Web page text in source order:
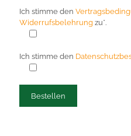
Ich stimme den
Widerrufsbelehrung zu*.
Ich stimme den